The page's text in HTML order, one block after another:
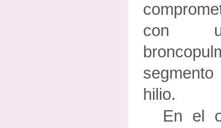
con
hilio.
En el